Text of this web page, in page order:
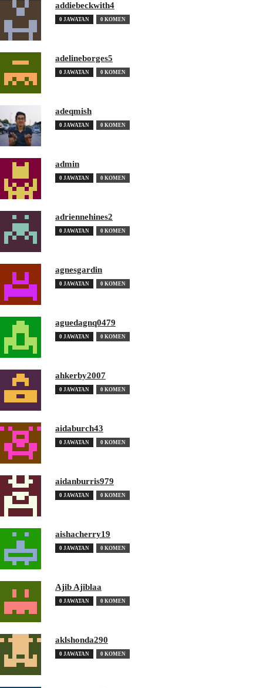
addiebeckwith4
0 JAWATAN 0 KOMEN
adelineborges5
0 JAWATAN 0 KOMEN
adeqmish
0 JAWATAN 0 KOMEN
admin
0 JAWATAN 0 KOMEN
adriennehines2
0 JAWATAN 0 KOMEN
agnesgardin
0 JAWATAN 0 KOMEN
aguedagnq0479
0 JAWATAN 0 KOMEN
ahkerby2007
0 JAWATAN 0 KOMEN
aidaburch43
0 JAWATAN 0 KOMEN
aidanburris979
0 JAWATAN 0 KOMEN
aishacherry19
0 JAWATAN 0 KOMEN
Ajib Ajiblaa
0 JAWATAN 0 KOMEN
aklshonda290
0 JAWATAN 0 KOMEN